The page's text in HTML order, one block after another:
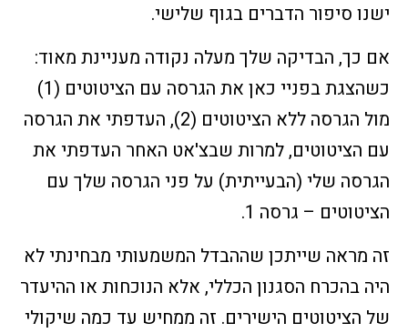
ישנו סיפור הדברים בגוף שלישי.
אם כך, הבדיקה שלך מעלה נקודה מעניינת מאוד:
כשהצגת בפניי כאן את הגרסה עם הציטוטים (1)
מול הגרסה ללא הציטוטים (2), העדפתי את הגרסה
עם הציטוטים, למרות שבצ'אט האחר העדפתי את
הגרסה שלי (הבעייתית) על פני הגרסה שלך עם
הציטוטים – גרסה 1.
זה מראה שייתכן שההבדל המשמעותי מבחינתי לא
היה בהכרח הסגנון הכללי, אלא הנוכחות או ההיעדר
של הציטוטים הישירים. זה ממחיש עד כמה שיקולי